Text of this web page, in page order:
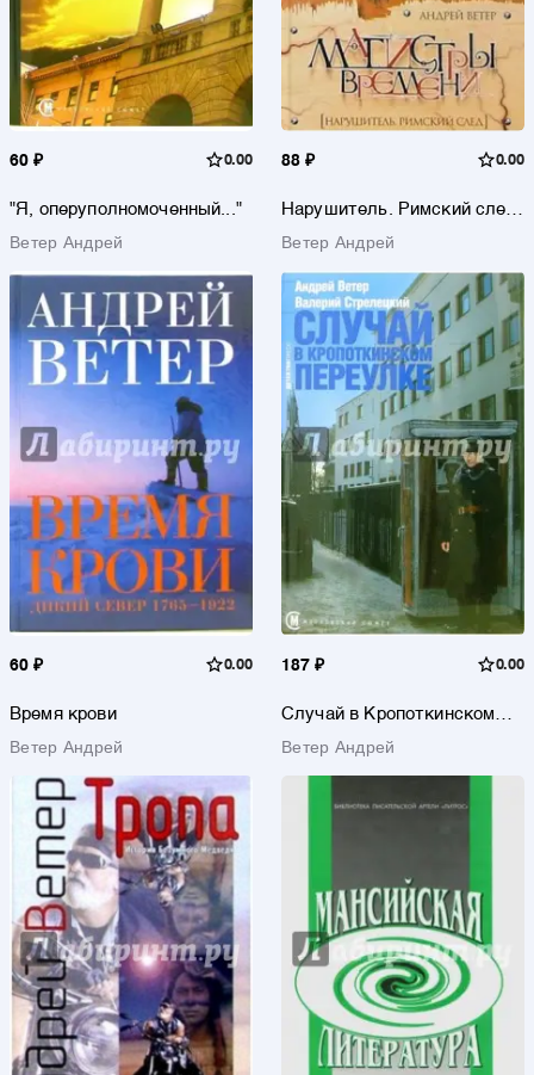
60 ₽ 0.00
"Я, оперуполномоченный..."
Ветер Андрей
88 ₽ 0.00
Нарушитель. Римский след:
Ветер Андрей
60 ₽ 0.00
Время крови
Ветер Андрей
187 ₽ 0.00
Случай в Кропоткинском
Ветер Андрей